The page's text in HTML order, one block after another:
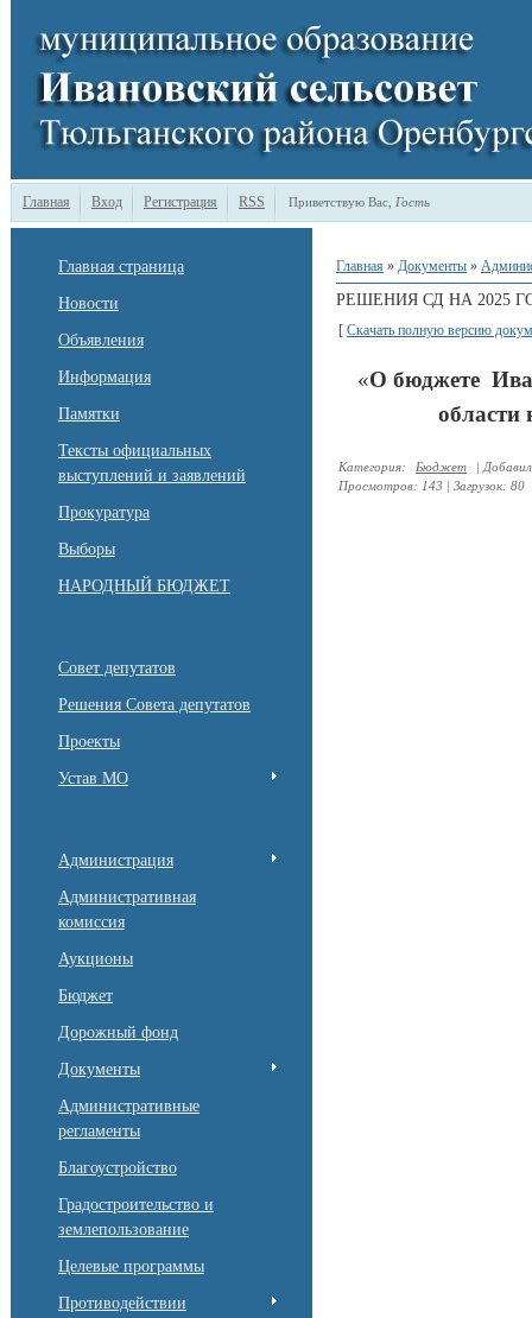
Главная Вход Регистрация RSS Приветствую Вас Гость
Главная страница
Новости
Объявления
Информация
Памятки
Тексты официальных
выступлений и заявлений
Прокуратура
Выборы
НАРОДНЫЙ БЮДЖЕТ
Совет депутатов
Решения Совета депутатов
Проекты
Устав МО
Администрация
Административная
комиссия
Аукционы
Бюджет
Дорожный фонд
Документы
Административные
регламенты
Благоустройство
Градостроительство и
землепользование
Целевые программы
Противодействии
Главная » Документы »
РЕШЕНИЯ СД НА 2025
[ Скачать полную версию
«О бюджете
области
Категория: Бюджет | Добавил
Просмотров: 143 | Загрузок: 80